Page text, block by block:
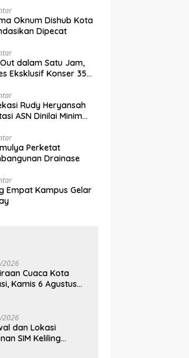
Tiga Kelurahan di Kecamatan
Oknum Dishub Kota
Dipecat
dalam Satu Jam,
Eksklusif Konser 35
Rudy Heryansah
ASN Dinilai Minim
Perketat
Drainase
Empat Kampus Gelar
2026
Cuaca Kota
Kamis 6 Agustus
2026
dan Lokasi
SIM Keliling